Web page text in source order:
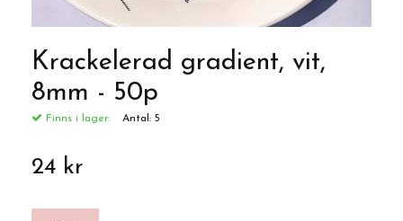
Krackelerad gradient, vit,
8mm - 50p
Finns i lager: Antal: 5
24 kr